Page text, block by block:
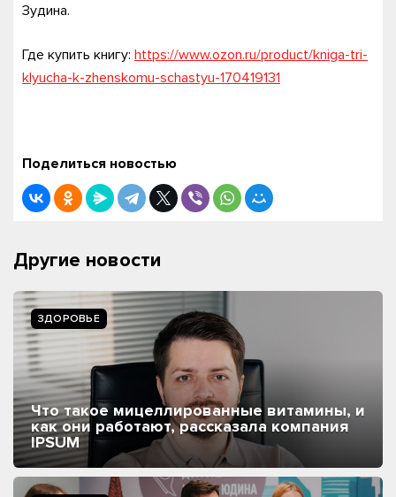
Зудина.
Где купить книгу: https://www.ozon.ru/product/kniga-tri-
klyucha-k-zhenskomu-schastyu-170419131
Поделиться новостью
Другие новости
ЗДОРОВЬЕ
Что такое мицеллированные витамины, и
как они работают, рассказала компания
IPSUM